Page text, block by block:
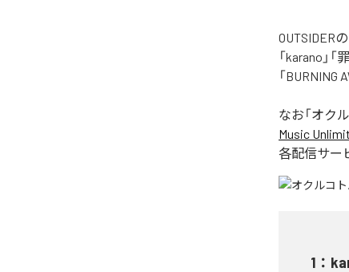
OUTSIDER
「karano」「
「BURNING
なお「オク
Music
各配信サー
1 ：